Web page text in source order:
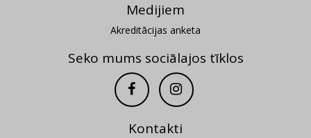
Medijiem
Akreditācijas anketa
Seko mums sociālajos tīklos
Kontakti